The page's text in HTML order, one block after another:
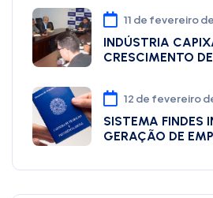
11 de fevereiro
INDÚSTRIA
CRESCIMENTO
12 de fevereiro
SISTEMA FINDES
GERAÇÃO DE